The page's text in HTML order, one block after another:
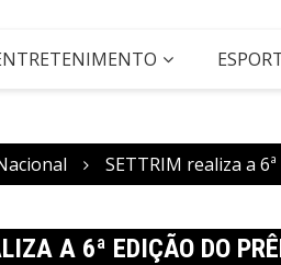
SETTRIM realiza a
A 6ª EDIÇÃO DO